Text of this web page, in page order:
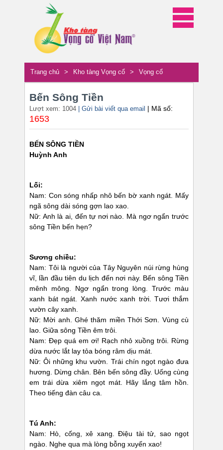
Trang chủ > Kho tàng Vọng cổ > Vọng cổ
Bến Sông Tiền
Lượt xem: 1004 | Gửi bài viết qua email | Mã số:
1653
BẾN SÔNG TIỀN
Huỳnh Anh
Lối:
Nam: Con sóng nhấp nhô bến bờ xanh ngát. Mấy
ngã sông dài sóng gợn lao xao.
Nữ: Anh là ai, đến tự nơi nào. Mà ngơ ngẩn trước
sông Tiền bến hẹn?
Sương chiều:
Nam: Tôi là người của Tây Nguyên núi rừng hùng
vĩ, lần đầu tiên du lịch đến nơi này. Bến sông Tiền
mênh mông. Ngơ ngẩn trong lòng. Trước màu
xanh bát ngát. Xanh nước xanh trời. Tươi thắm
vườn cây xanh.
Nữ: Mời anh. Ghé thăm miền Thới Sơn. Vùng cù
lao. Giữa sông Tiền êm trôi.
Nam: Đẹp quá em ơi! Rạch nhỏ xuồng trôi. Rừng
dừa nước lắt lay tỏa bóng râm dịu mát.
Nữ: Ôi những khu vườn. Trái chín ngọt ngào đưa
hương. Dừng chân. Bên bến sông đầy. Uống cùng
em trái dừa xiêm ngọt mát. Hãy lắng tâm hồn.
Theo tiếng đàn câu ca.
Tú Anh:
Nam: Hò, cống, xê xang. Điệu tài tử, sao ngọt
ngào. Nghe qua mà lòng bỗng xuyến xao!